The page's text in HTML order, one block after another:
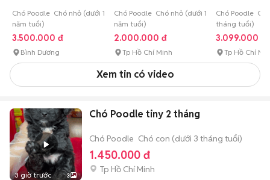
Chó Poodle Chó nhỏ (dưới 1
năm tuổi)
3.500.000 đ
Bình Dương
Chó Poodle Chó nhỏ (dưới 1
năm tuổi)
2.000.000 đ
Tp Hồ Chí Minh
Chó Poodle
tháng tuổi)
3.099.000 đ
Tp Hồ Chí
Xem tin có video
3 giờ trước 3
Chó Poodle tiny 2 tháng
Chó Poodle Chó con (dưới 3 tháng tuổi)
1.450.000 đ
Tp Hồ Chí Minh